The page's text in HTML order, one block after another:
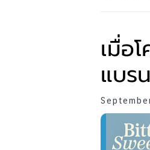
เมื่อ
แบร